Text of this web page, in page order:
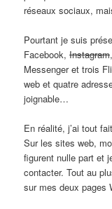
réseaux sociaux,
Pourtant je suis
Facebook,Instagram
Messenger et trois
web et quatre
joignable…
En réalité, j’ai tout
Sur les sites web,
figurent nulle part et
contacter. Tout au
sur mes deux pages